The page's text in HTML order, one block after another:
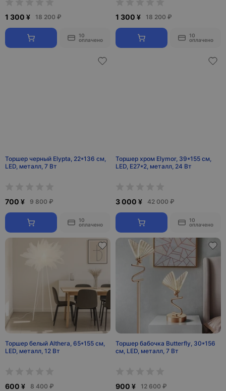
1 300 ¥ 18 200 ₽
10
оплачено
1 300 ¥ 18 200 ₽
10
оплачено
Торшер черный Elypta, 22*136 см,
LED, металл, 7 Вт
700 ¥ 9 800 ₽
10
оплачено
Торшер хром Elymor, 39*155 см,
LED, Е27*2, металл, 24 Вт
3 000 ¥ 42 000 ₽
10
оплачено
Торшер белый Althera, 65*155 см,
LED, металл, 12 Вт
600 ¥ 8 400 ₽
Торшер бабочка Butterfly, 30*156
см, LED, металл, 7 Вт
900 ¥ 12 600 ₽